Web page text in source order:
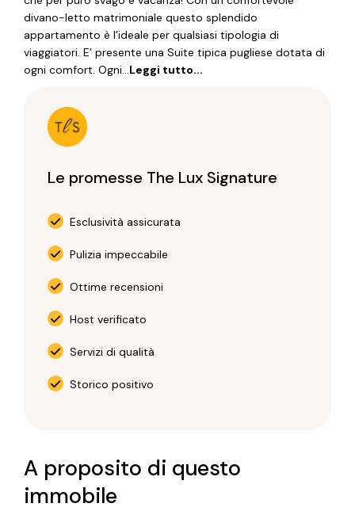
divano-letto matrimoniale questo splendido
appartamento è l’ideale per qualsiasi tipologia di
viaggiatori. E’ presente una Suite tipica pugliese dotata di
ogni comfort. Ogni...Leggi tutto...
Le promesse The Lux Signature
Esclusività assicurata
Pulizia impeccabile
Ottime recensioni
Host verificato
Servizi di qualità
Storico positivo
A proposito di questo
immobile